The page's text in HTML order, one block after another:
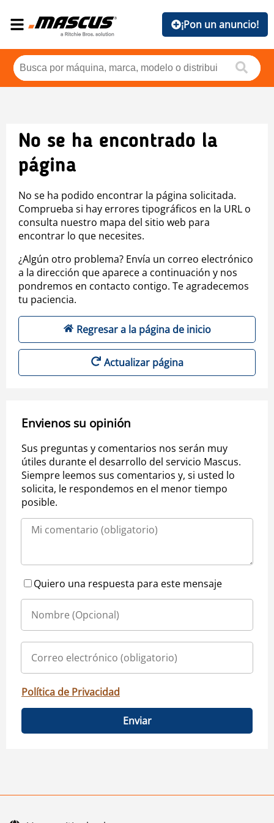
¡Pon un anuncio!
No se ha encontrado la
página
No se ha podido encontrar la página solicitada.
Comprueba si hay errores tipográficos en la URL o
consulta nuestro mapa del sitio web para
encontrar lo que necesites.
¿Algún otro problema? Envía un correo electrónico
a la dirección que aparece a continuación y nos
pondremos en contacto contigo. Te agradecemos
tu paciencia.
Regresar a la página de inicio
Actualizar página
Envienos su opinión
Sus preguntas y comentarios nos serán muy
útiles durante el desarrollo del servicio Mascus.
Siempre leemos sus comentarios y, si usted lo
solicita, le respondemos en el menor tiempo
posible.
Quiero una respuesta para este mensaje
Política de Privacidad
Enviar